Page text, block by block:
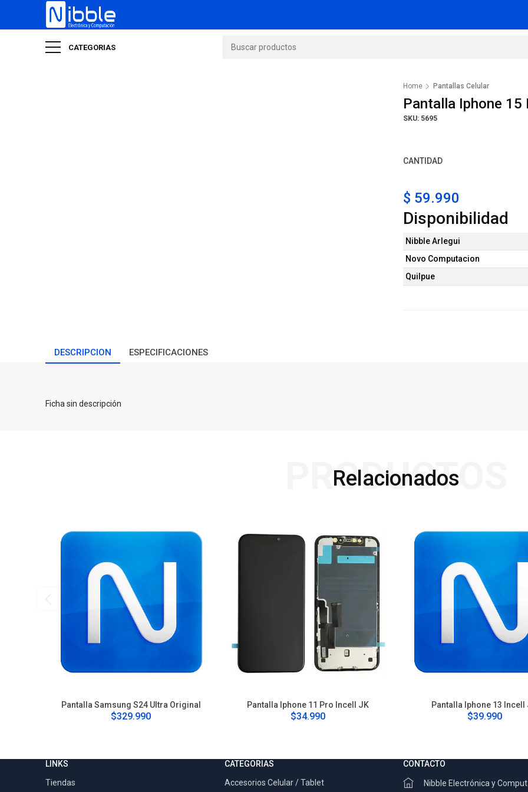
CATEGORIAS
Home Pantallas Celular
Pantalla Iphone 15
SKU: 5695
CANTIDAD
$ 59.990
Disponibilidad
Nibble Arlegui
Novo Computacion
Quilpue
DESCRIPCION ESPECIFICACIONES
Ficha sin descripción
Relacionados
PRODUCTOS
Pantalla Samsung S24 Ultra Original
$329.990
Pantalla Iphone 11 Pro Incell JK
$34.990
Pantalla Iphone 13 Incell
$39.990
LINKS
Tiendas
CATEGORIAS
Accesorios Celular / Tablet
CONTACTO
Nibble Electrónica y